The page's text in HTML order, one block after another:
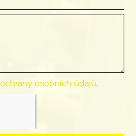
ochrany osobních údajů.